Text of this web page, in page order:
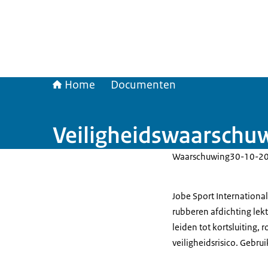
Home Documenten
Waarschuwing30-10-
Jobe Sport
rubberen afdichting
leiden tot kortsluiting,
veiligheidsrisico.